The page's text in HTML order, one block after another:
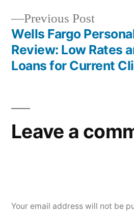
Previous Post
Wells Fargo
Review: Low Rates
Loans for Current
Leave a
Your email address will not be